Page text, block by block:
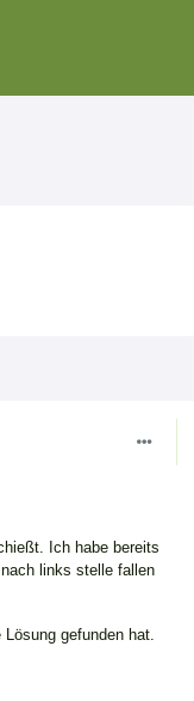
Ich habe bereits
links stelle fallen
gefunden hat.